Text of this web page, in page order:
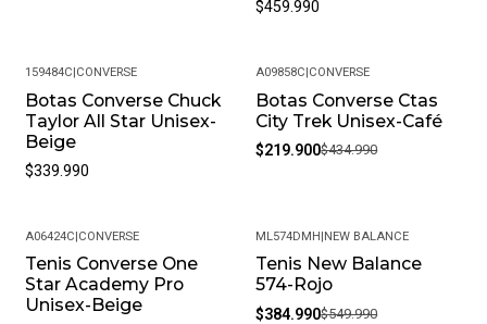
$459.990
159484C|CONVERSE
Botas Converse Chuck
Taylor All Star Unisex-
Beige
$339.990
-49%
A09858C|CONVERSE
Botas Converse Ctas
City Trek Unisex-Café
$219.900$434.990
A06424C|CONVERSE
Tenis Converse One
Star Academy Pro
Unisex-Beige
-30%
ML574DMH|NEW BALANCE
Tenis New Balance
574-Rojo
$384.990$549.990